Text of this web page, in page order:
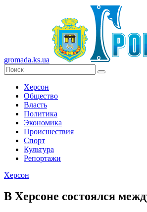
gromada.ks.ua
Херсон
Общество
Власть
Политика
Экономика
Происшествия
Спорт
Культура
Репортажи
Херсон
В Херсоне состоялся